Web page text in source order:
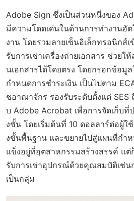
Adobe Sign ซึ่งเป็นส่วนหนึ่งของ
มีความโดดเด่นในด้านการทำงานอั
งาน โดยรวมลายเซ็นอิเล็กทรอนิกส์
รับการเช่าเครื่องถ่ายเอกสาร ช่วยใ
นเอกสารได้โดยตรง โดยกรอกข้อมู
กำหนดการชำระเงิน เป็นไปตาม
ชอาณาจักร รองรับระดับตั้งแต่ SES
บ Adobe Acrobat เพื่อการจัดเก็บ
งชั้น โดยเริ่มต้นที่ 10 ดอลลาร์ต่อผู้ใ
งขั้นพื้นฐาน และขยายไปสู่แผนที่กำ
แข็งอยู่ที่อุตสาหกรรมสร้างสรรค์ แ
รับการเช่าอุปกรณ์ด้วยคุณสมบัติเช่น
เป็นกลุ่ม